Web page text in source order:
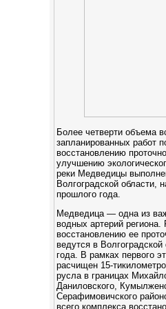
Более четверти объема
запланированных работ
восстановлению
улучшению
реки Медведицы
Волгоградской области,
прошлого года.
Медведица — одна из
водных артерий региона.
восстановлению ее
ведутся в Волгоградской
года. В рамках первого
расчищен 15-
русла в границах
Даниловского,
Серафимовичского
всего комплекса